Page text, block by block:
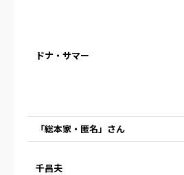
ドナ・サマー
「総本家・匿名」さん
千昌夫